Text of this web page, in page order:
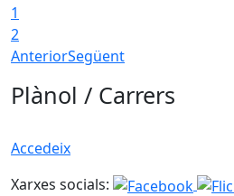
1
2
AnteriorSegüent
Plànol / Carrers
Accedeix
Xarxes socials: